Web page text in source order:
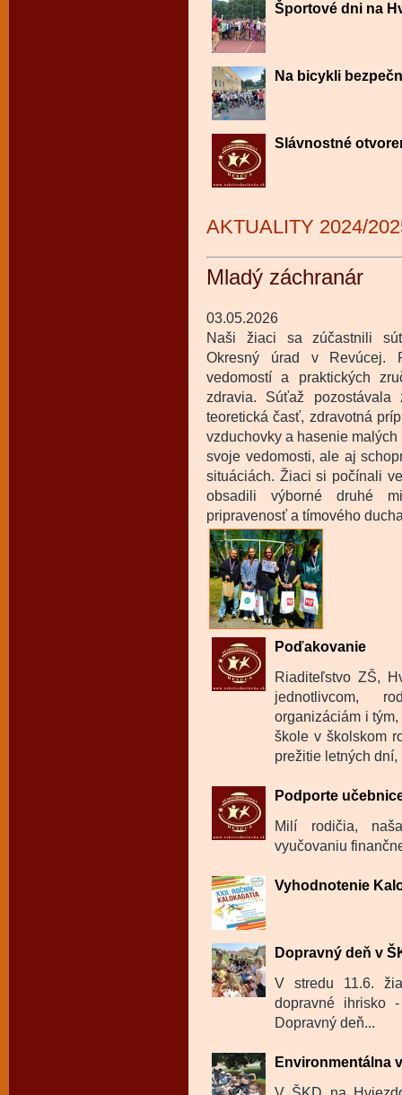
Športové dni na
Na bicykli
Slávnostné
AKTUALITY 2024/
Mladý záchranár
03.05.2026
Naši žiaci sa zúčastnili
Okresný úrad v Revúcej.
vedomostí a praktických
zdravia. Súťaž
teoretická časť, zdravotná
vzduchovky a hasenie
svoje vedomosti, ale aj
situáciách. Žiaci si počínali
obsadili výborné druhé
pripravenosť a tímového
Poďakovanie
Riaditeľstvo ZŠ,
jednotlivcom,
organizáciám i
škole v školskom
prežitie letných
Podporte
Milí rodičia,
vyučovaniu
Vyhodnotenie
Dopravný deň v
V stredu 11.6.
dopravné ihrisko
Dopravný deň...
Environmentálna